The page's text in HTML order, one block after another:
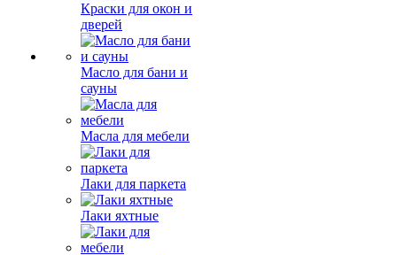
Краски для окон и
дверей
Масло для бани и
сауны
Масла для мебели
Лаки для паркета
Лаки яхтные